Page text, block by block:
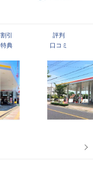
割引
特典
評判
口コミ